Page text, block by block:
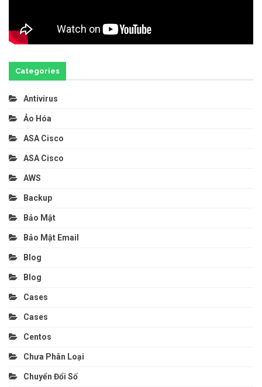
Categories
Antivirus
Ảo Hóa
ASA Cisco
ASA Cisco
AWS
Backup
Bảo Mật
Bảo Mật Email
Blog
Blog
Cases
Cases
Centos
Chưa Phân Loại
Chuyển Đổi Số